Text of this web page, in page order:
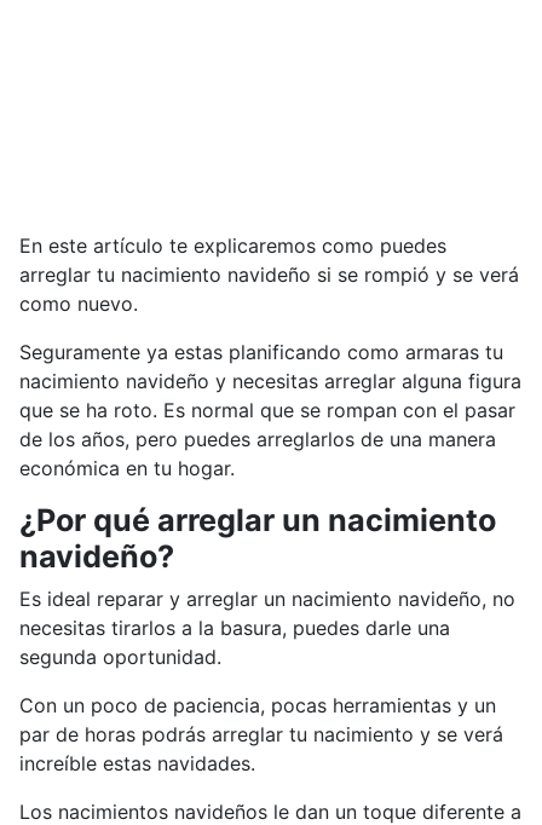
En este artículo te explicaremos como puedes
arreglar tu nacimiento navideño si se rompió y se verá
como nuevo.
Seguramente ya estas planificando como armaras tu
nacimiento navideño y necesitas arreglar alguna figura
que se ha roto. Es normal que se rompan con el pasar
de los años, pero puedes arreglarlos de una manera
económica en tu hogar.
¿Por qué arreglar un nacimiento
navideño?
Es ideal reparar y arreglar un nacimiento navideño, no
necesitas tirarlos a la basura, puedes darle una
segunda oportunidad.
Con un poco de paciencia, pocas herramientas y un
par de horas podrás arreglar tu nacimiento y se verá
increíble estas navidades.
Los nacimientos navideños le dan un toque diferente a